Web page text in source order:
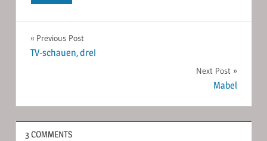
Post
navigation
Previous Post
TV-schauen, drei
Next Post
Mabel
3 COMMENTS